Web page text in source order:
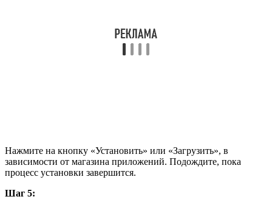
Нажмите на кнопку «Установить» или «Загрузить», в
зависимости от магазина приложений. Подождите, пока
процесс установки завершится.
Шаг 5: